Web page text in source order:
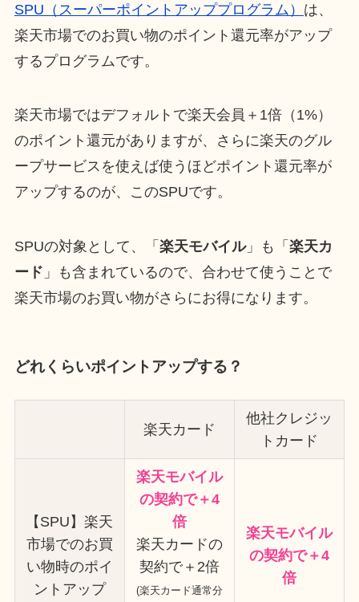
SPU（スーパーポイントアッププログラム） は、
楽天市場でのお買い物のポイント還元率がアップ
するプログラムです。
楽天市場ではデフォルトで楽天会員＋1倍（1%）
のポイント還元がありますが、さらに楽天のグル
ープサービスを使えば使うほどポイント還元率が
アップするのが、このSPUです。
SPUの対象として、「 楽天モバイル」も「 楽天カ
ード 」も含まれているので、合わせて使うことで
楽天市場のお買い物がさらにお得になります。
どれくらいポイントアップする？
楽天カード
他社クレジッ
トカード
【SPU】楽天
市場でのお買
い物時のポイ
ントアップ
楽天モバイル
の契約で＋4
倍
楽天カードの
契約で＋2倍
(楽天カード通常分
楽天モバイル
の契約で＋4
倍